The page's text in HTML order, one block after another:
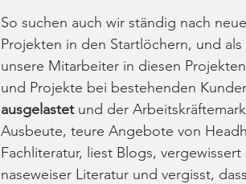
So suchen auch wir ständig nach
Projekten in den Startlöchern, und
unsere Mitarbeiter in diesen
und Projekte bei bestehenden
ausgelastet und der
Ausbeute, teure Angebote von
Fachliteratur, liest Blogs,
naseweiser Literatur und vergisst,